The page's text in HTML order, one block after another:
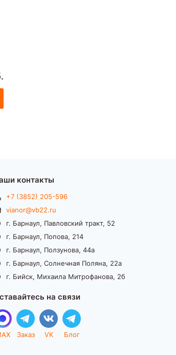
контакты
+7 (3852) 205-596
vianor@vb22.ru
г. Барнаул, Павловский тракт, 52
г. Барнаул, Попова, 214
г. Барнаул, Ползунова, 44а
г. Барнаул, Солнечная Поляна, 22а
г. Бийск, Михаила Митрофанова, 2б
на связи
Заказ VK Блог